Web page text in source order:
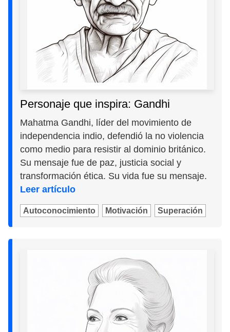
Personaje que inspira: Gandhi
Mahatma Gandhi, líder del movimiento de
independencia indio, defendió la no violencia
como medio para resistir al dominio británico.
Su mensaje fue de paz, justicia social y
transformación ética. Su vida fue su mensaje.
Leer artículo
Autoconocimiento Motivación Superación